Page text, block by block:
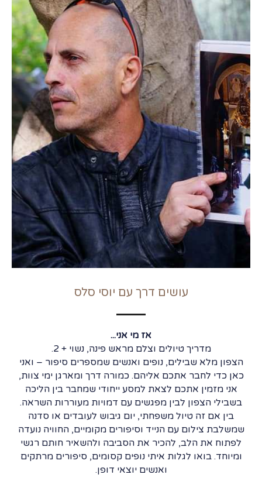
עושים דרך עם יוסי סלס
אז מי אני...
מדריך טיולים וצלם מראש פינה, נשוי + 2.
הצפון מלא שבילים, נופים ואנשים שמספרים סיפור – ואני
כאן כדי לחבר אתכם אליהם. כמורה דרך ומארגן ימי צוות,
אני מזמין אתכם לצאת למסע ייחודי שמחבר בין הליכה
בשבילי הצפון לבין מפגשים עם דמויות מעוררות השראה.
בין אם זה טיול משפחתי, יום גיבוש לעובדים או סדנה
שמשלבת צילום עם הנייד וסיפורים מקומיים, החוויה נועדה
לפתוח את הלב, להכיר את הסביבה ולהשאיר חותם רגשי
ומיוחד. בואו לגלות איתי נופים קסומים, סיפורים מרתקים
ואנשים יוצאי דופן.